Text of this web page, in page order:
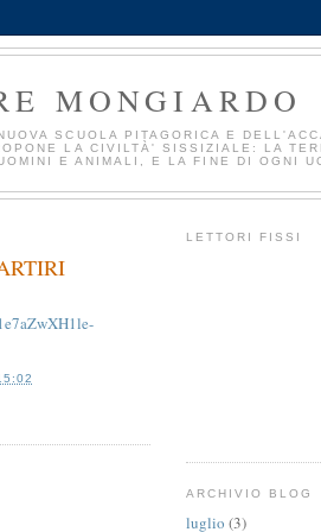
MONGIARDO
SCUOLA PITAGORICA E
LA CIVILTÀ' SISSIZIALE: LA
E ANIMALI, E LA FINE DI OGNI
LETTORI FISSI
ARCHIVIO BLOG
luglio (3)